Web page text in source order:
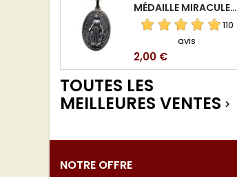
MÉDAILLE MIRACULEUSE DE VIERGE DE LA RUE DU BAC
110
avis
Prix
2,00 €
TOUTES LES
MEILLEURES VENTES 
NOTRE OFFRE